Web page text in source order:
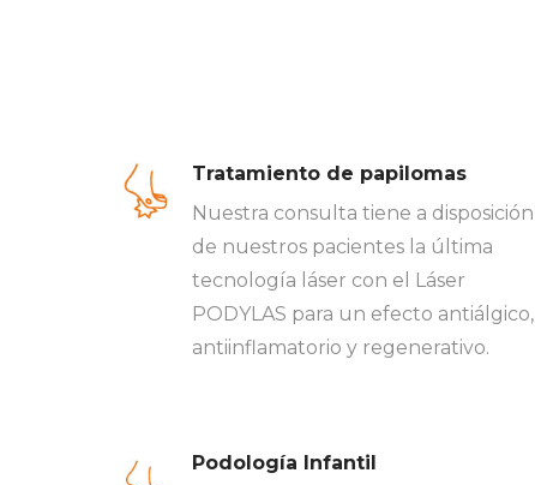
Tratamiento de papilomas
Nuestra consulta tiene a disposición
de nuestros pacientes la última
tecnología láser con el Láser
PODYLAS para un efecto antiálgico,
antiinflamatorio y regenerativo.
Podología Infantil